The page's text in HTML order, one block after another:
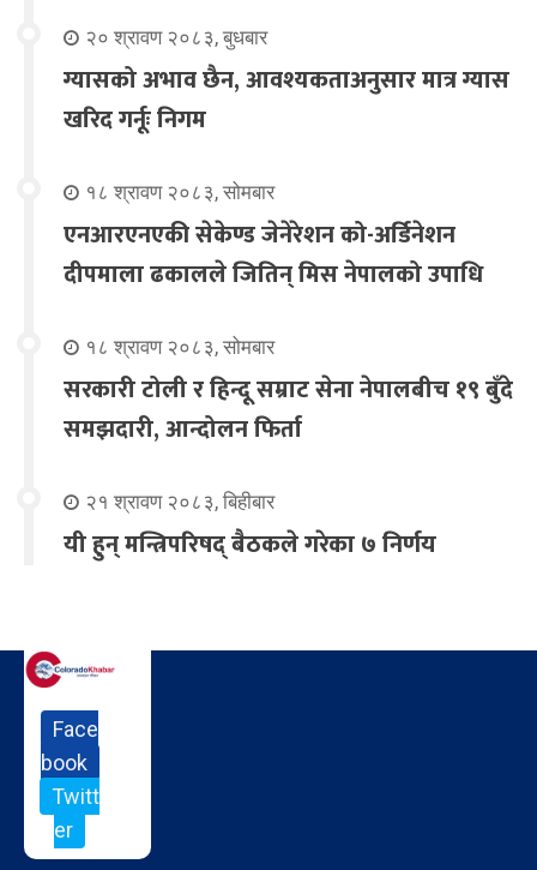
२० श्रावण २०८३, बुधबार
ग्यासको अभाव छैन, आवश्यकताअनुसार मात्र ग्यास
खरिद गर्नूः निगम
१८ श्रावण २०८३, सोमबार
एनआरएनएकी सेकेण्ड जेनेरेशन को-अर्डिनेशन
दीपमाला ढकालले जितिन् मिस नेपालको उपाधि
१८ श्रावण २०८३, सोमबार
सरकारी टोली र हिन्दू सम्राट सेना नेपालबीच १९ बुँदे
समझदारी, आन्दोलन फिर्ता
२१ श्रावण २०८३, बिहीबार
यी हुन् मन्त्रिपरिषद् बैठकले गरेका ७ निर्णय
Face
book
Twitt
er